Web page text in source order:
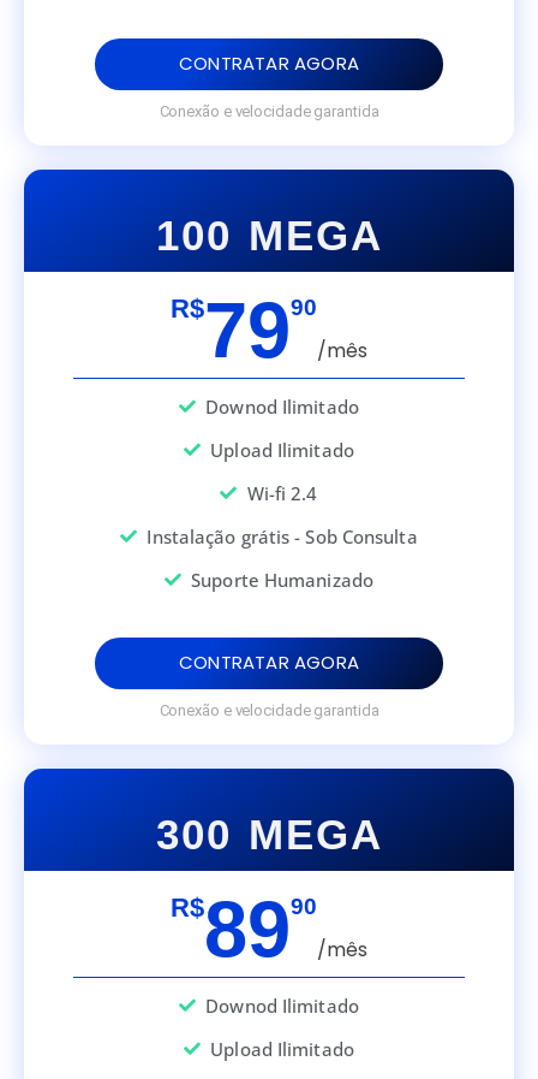
CONTRATAR AGORA
Conexão e velocidade garantida
100 MEGA
R$7990
/mês
Downod Ilimitado
Upload Ilimitado
Wi-fi 2.4
Instalação grátis - Sob Consulta
Suporte Humanizado
CONTRATAR AGORA
Conexão e velocidade garantida
300 MEGA
R$8990
/mês
Downod Ilimitado
Upload Ilimitado